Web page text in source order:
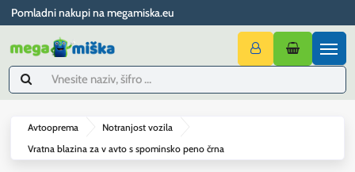
Pomladni nakupi na megamiska.eu
Avtooprema
Notranjost vozila
Vratna blazina za v avto s spominsko peno črna